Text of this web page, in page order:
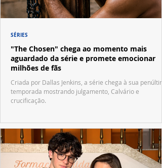
"The Chosen" chega ao momento mais
aguardado da série e promete emocionar
milhões de fãs
Criada por Dallas Jenkins, a série chega à sua
temporada mostrando julgamento, Calvário e
crucificação.
SÉRIES